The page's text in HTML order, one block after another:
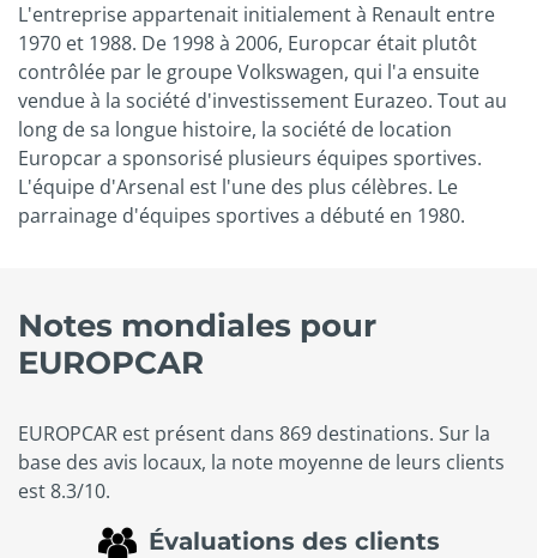
L'entreprise appartenait initialement à Renault entre
1970 et 1988. De 1998 à 2006, Europcar était plutôt
contrôlée par le groupe Volkswagen, qui l'a ensuite
vendue à la société d'investissement Eurazeo. Tout au
long de sa longue histoire, la société de location
Europcar a sponsorisé plusieurs équipes sportives.
L'équipe d'Arsenal est l'une des plus célèbres. Le
parrainage d'équipes sportives a débuté en 1980.
Notes mondiales pour
EUROPCAR
EUROPCAR est présent dans 869 destinations. Sur la
base des avis locaux, la note moyenne de leurs clients
est 8.3/10.
Évaluations des clients